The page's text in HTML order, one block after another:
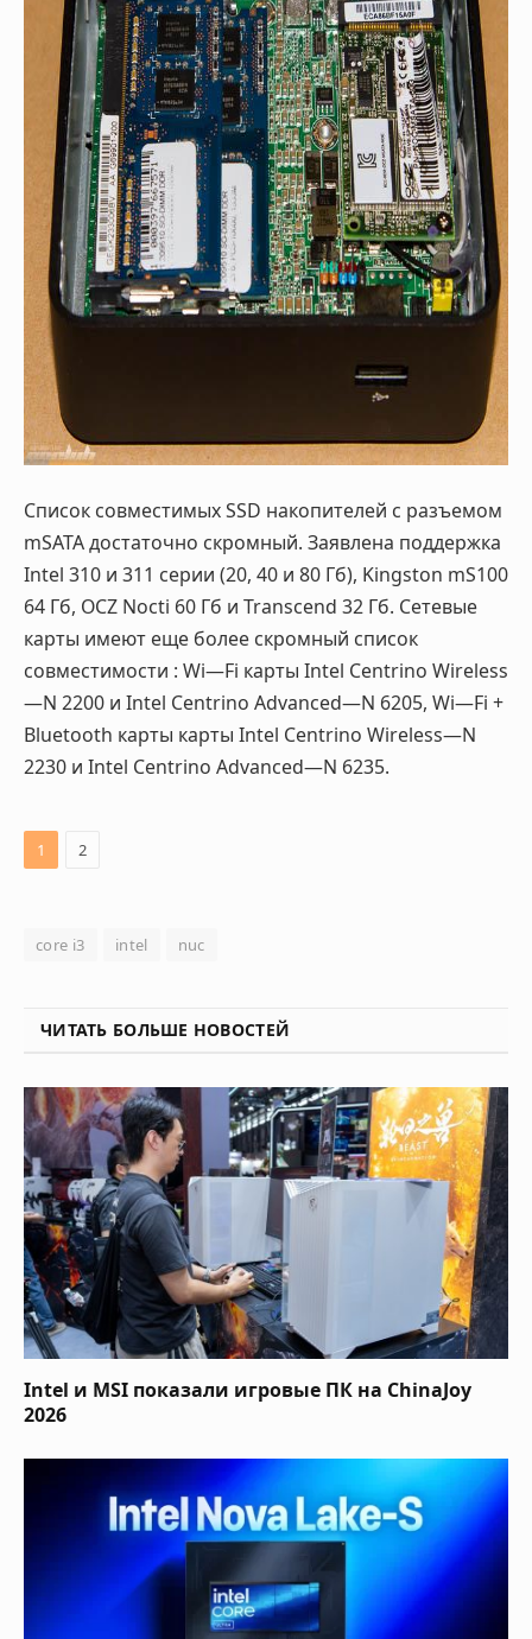
Список совместимыхSSD накопителей с разъемом
mSATAдостаточно скромный. Заявлена поддержка
Intel 310 и 311 серии (20, 40 и 80 Гб), Kingston mS100
64 Гб, OCZ Nocti 60 Гб и Transcend 32 Гб. Сетевые
карты имеют еще более скромный список
совместимости : Wi—Fi карты Intel Centrino Wireless
—N 2200 и Intel Centrino Advanced—N 6205, Wi—Fi +
Bluetooth карты карты Intel Centrino Wireless—N
2230 и Intel Centrino Advanced—N 6235.
1 2
core i3 intel nuc
ЧИТАТЬ БОЛЬШЕ НОВОСТЕЙ
Intel и MSI показали игровые ПК на ChinaJoy
2026